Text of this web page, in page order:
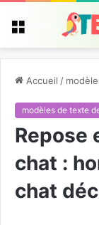
Accueil /
modèles de texte
Repose
chat :
chat